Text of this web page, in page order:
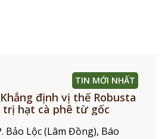
TIN MỚI NHẤT
định vị thế Robusta
trị hạt cà phê từ gốc
Bảo Lộc (Lâm Đồng), Báo